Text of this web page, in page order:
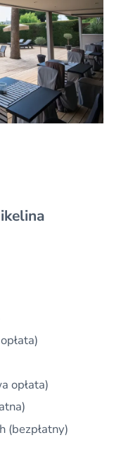
opłata)
(bezpłatny)